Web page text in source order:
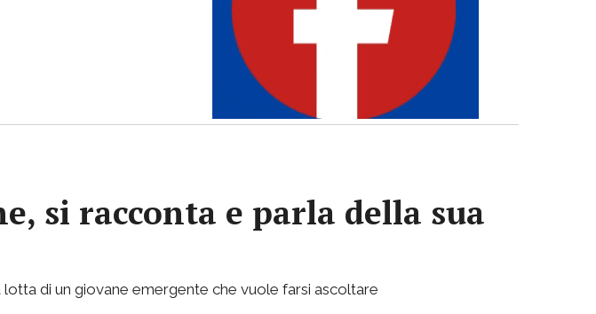
si racconta e parla della sua
di un giovane emergente che vuole farsi ascoltare